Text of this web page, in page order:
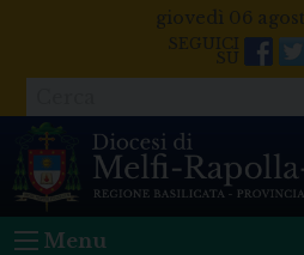
giovedì 06
Menu